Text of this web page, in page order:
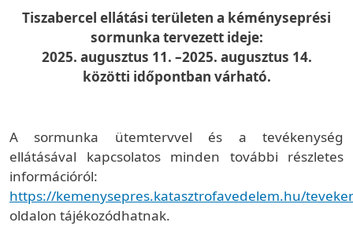
Tiszabercel ellátási területen a kéményseprési
sormunka tervezett ideje:
2025. augusztus 11. –2025. augusztus 14.
közötti időpontban várható.
A sormunka ütemtervvel és a tevékenység
ellátásával kapcsolatos minden további részletes
információról:
https://kemenysepres.katasztrofavedelem.hu/
oldalon tájékozódhatnak.